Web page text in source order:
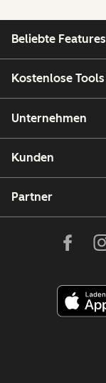
Beliebte Features
Kostenlose Tools
Unternehmen
Kunden
Partner